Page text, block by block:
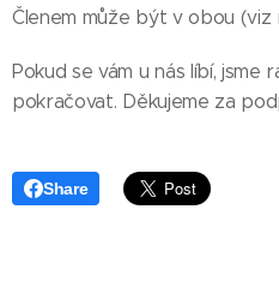
Členem může být v obou (viz
Pokud se vám u nás líbí, jsme
pokračovat. Děkujeme za
Share